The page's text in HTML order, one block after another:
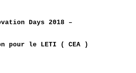
Days 2018 –
pour le LETI ( CEA )